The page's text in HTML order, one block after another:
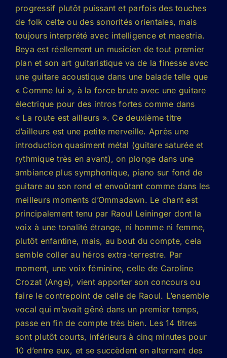
progressif plutôt puissant et parfois des touches
de folk celte ou des sonorités orientales, mais
toujours interprété avec intelligence et maestria.
Beya est réellement un musicien de tout premier
plan et son art guitaristique va de la finesse avec
une guitare acoustique dans une balade telle que
« Comme lui », à la force brute avec une guitare
électrique pour des intros fortes comme dans
« La route est ailleurs ». Ce deuxième titre
d’ailleurs est une petite merveille. Après une
introduction quasiment métal (guitare saturée et
rythmique très en avant), on plonge dans une
ambiance plus symphonique, piano sur fond de
guitare au son rond et envoûtant comme dans les
meilleurs moments d’Ommadawn. Le chant est
principalement tenu par Raoul Leininger dont la
voix à une tonalité étrange, ni homme ni femme,
plutôt enfantine, mais, au bout du compte, cela
semble coller au héros extra-terrestre. Par
moment, une voix féminine, celle de Caroline
Crozat (Ange), vient apporter son concours ou
faire le contrepoint de celle de Raoul. L’ensemble
vocal qui m’avait gêné dans un premier temps,
passe en fin de compte très bien. Les 14 titres
sont plutôt courts, inférieurs à cinq minutes pour
10 d’entre eux, et se succèdent en alternant des